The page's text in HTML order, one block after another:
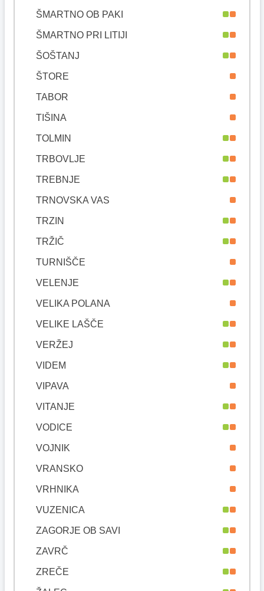
ŠMARTNO OB PAKI
ŠMARTNO PRI LITIJI
ŠOŠTANJ
ŠTORE
TABOR
TIŠINA
TOLMIN
TRBOVLJE
TREBNJE
TRNOVSKA VAS
TRZIN
TRŽIČ
TURNIŠČE
VELENJE
VELIKA POLANA
VELIKE LAŠČE
VERŽEJ
VIDEM
VIPAVA
VITANJE
VODICE
VOJNIK
VRANSKO
VRHNIKA
VUZENICA
ZAGORJE OB SAVI
ZAVRČ
ZREČE